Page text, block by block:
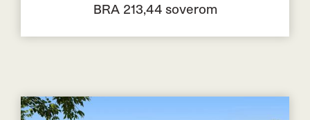
BRA 213,44 soverom